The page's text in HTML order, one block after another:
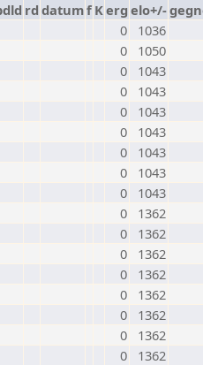
rd datumf Kerg elo+/-
0
1036
0
1050
0
1043
0
1043
0
1043
0
1043
0
1043
0
1043
0
1043
0
1362
0
1362
0
1362
0
1362
0
1362
0
1362
0
1362
0
1362